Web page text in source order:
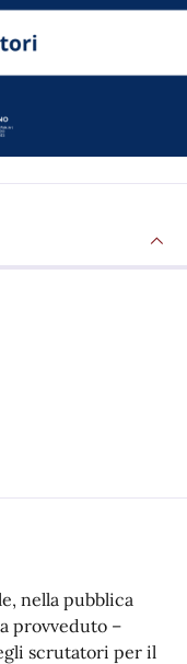
nella pubblica
provveduto –
scrutatori per il